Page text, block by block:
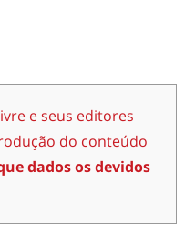
e seus editores
do conteúdo
dados os devidos